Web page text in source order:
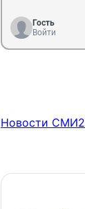
Гость
Войти
Новости СМИ2